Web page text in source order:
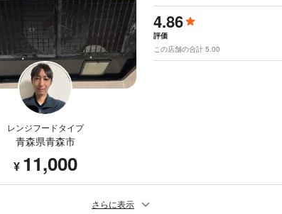
レンジフードタイプ
青森県青森市
¥ 11,000
4.86
評価
この店舗の合計 5.00
さらに表示